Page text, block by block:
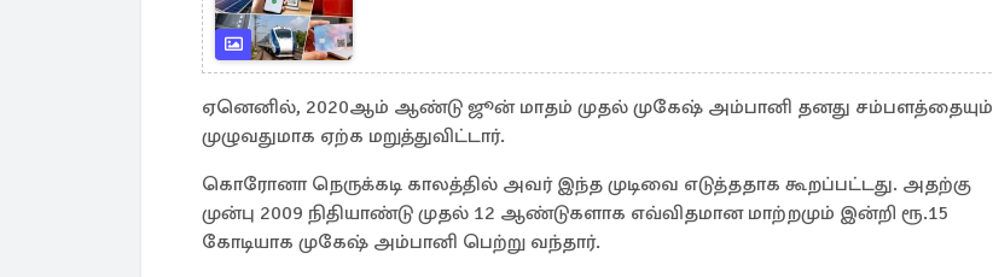
ஏனெனில், 2020ஆம் ஆண்டு ஜூன் மாதம் முதல் முகேஷ் அம்பானி தனது சம்பளத்தையும்
முழுவதுமாக ஏற்க மறுத்துவிட்டார்.
கொரோனா நெருக்கடி காலத்தில் அவர் இந்த முடிவை எடுத்ததாக கூறப்பட்டது. அதற்கு
முன்பு 2009 நிதியாண்டு முதல் 12 ஆண்டுகளாக எவ்விதமான மாற்றமும் இன்றி ரூ.15
கோடியாக முகேஷ் அம்பானி பெற்று வந்தார்.